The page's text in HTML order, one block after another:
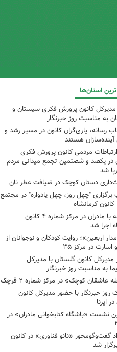
استان‌ها
مدیرکل کانون پرورش فکری سیستان و
به مناسبت روز خبرنگار
رسانه، یاری‌گران کانون در مسیر رشد و
آینده‌سازان هستند
مردمی کانون پرورش فکری
در یکصد و شصتمین تجمع میدانی مردم
شد
دستان کوچک در ضیافت عطر نان
برگزاری "چهل روز، چهل یادواره" در مجتمع
برنامه با مادران در مرکز شماره ۴ کانون
اجرا شد
اربعین»؛ روایت کودکان و نوجوانان از
اسارت در مرکز ۳۵
مدیرکل کانون گلستان با مدیرکل
به مناسبت روز خبرنگار
عاشقان کوچک» در مرکز شماره ۲ قرچک
روز خبرنگار با حضور مدیرکل کانون
ایرنا
نشست «باشگاه کتابخوانی مادران» در
گفت‌وگومحور «نانو فناوری» در کانون
شد